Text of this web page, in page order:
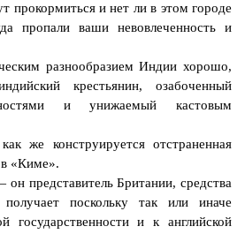
прокормиться и нет ли в этом городе
пропали ваши невовлеченность и
разнообразием Индии хорошо,
крестьянин, озабоченный
и унижаемый кастовым
же конструируется отстраненная
в «Киме».
представитель Британии, средства
поскольку так или иначе
государственности и к английской